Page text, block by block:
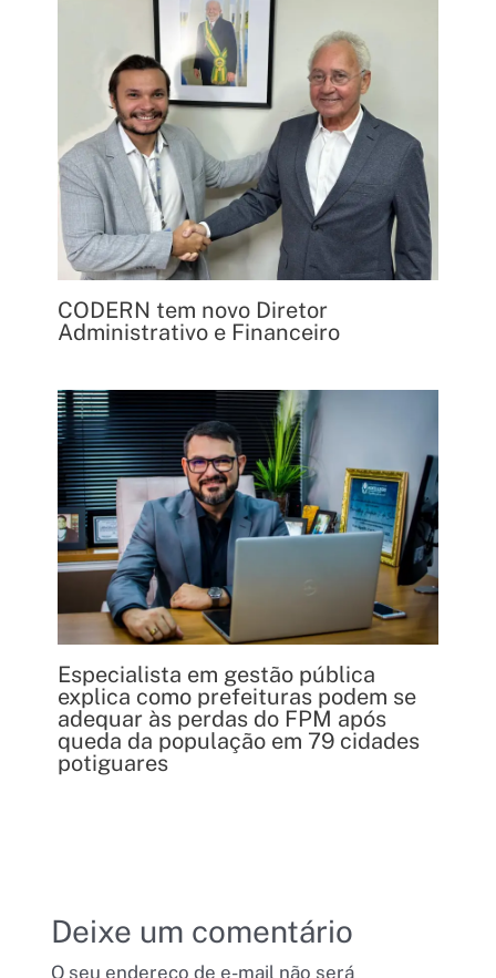
CODERN tem novo Diretor
Administrativo e Financeiro
Especialista em gestão pública
explica como prefeituras podem se
adequar às perdas do FPM após
queda da população em 79 cidades
potiguares
Deixe um comentário
O seu endereço de e-mail não será